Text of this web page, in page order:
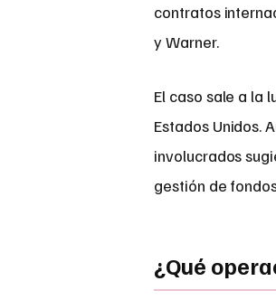
contratos
y Warner.
El caso sale a la
Estados Unidos.
involucrados
gestión de
¿Qué